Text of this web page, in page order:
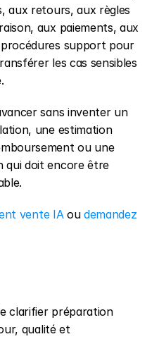
aux retours, aux règles
aux paiements, aux
support pour
les cas sensibles
sans inventer un
une estimation
ou une
qui doit encore être
vente IA ou demandez
clarifier préparation
qualité et